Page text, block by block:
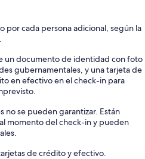
por cada persona adicional, según la
un documento de identidad con foto
gubernamentales, y una tarjeta de
en efectivo en el check-in para
no se pueden garantizar. Están
momento del check-in y pueden
de crédito y efectivo.